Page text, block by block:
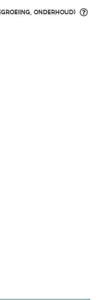
ONDERHOUD)